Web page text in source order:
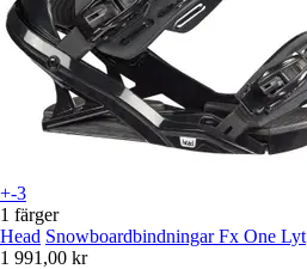
+-3
1 färger
Head Snowboardbindningar Fx One Lyt
1 991,00 kr